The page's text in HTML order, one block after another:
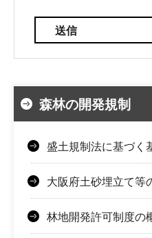
森林の開発規制
盛土規制法に基づく
大阪府土砂埋立て等
林地開発許可制度の